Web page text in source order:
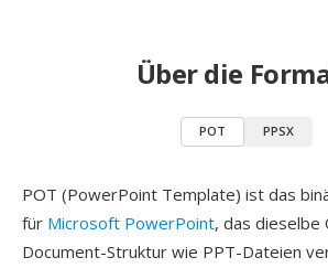
Über die
POT PPSX
POT (PowerPoint Template) ist das
für Microsoft PowerPoint, das dieselbe
Document-Struktur wie PPT-Dateien